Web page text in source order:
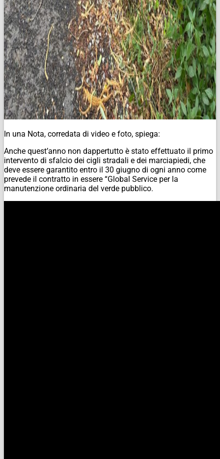
In una Nota, corredata di video e foto, spiega:
Anche quest’anno non dappertutto è stato effettuato il primo
intervento di sfalcio dei cigli stradali e dei marciapiedi, che
deve essere garantito entro il 30 giugno di ogni anno come
prevede il contratto in essere “Global Service per la
manutenzione ordinaria del verde pubblico.